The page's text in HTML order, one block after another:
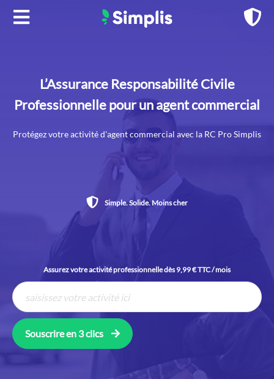
Aller
L’Assurance Responsabilité Civile
Professionnelle pour un agent commercial
Protégez votre activité d'agent commercial avec la RC Pro Simplis
Simple. Solide. Moins cher
Assurez votre activité professionnelle dès 9,99 € TTC / mois
Souscrire en 3 clics